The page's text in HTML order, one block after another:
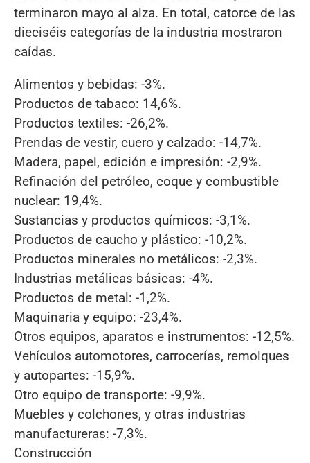
terminaron mayo al alza. En total, catorce de las
dieciséis categorías de la industria mostraron
caídas.
Alimentos y bebidas: -3%.
Productos de tabaco: 14,6%.
Productos textiles: -26,2%.
Prendas de vestir, cuero y calzado: -14,7%.
Madera, papel, edición e impresión: -2,9%.
Refinación del petróleo, coque y combustible
nuclear: 19,4%.
Sustancias y productos químicos: -3,1%.
Productos de caucho y plástico: -10,2%.
Productos minerales no metálicos: -2,3%.
Industrias metálicas básicas: -4%.
Productos de metal: -1,2%.
Maquinaria y equipo: -23,4%.
Otros equipos, aparatos e instrumentos: -12,5%.
Vehículos automotores, carrocerías, remolques
y autopartes: -15,9%.
Otro equipo de transporte: -9,9%.
Muebles y colchones, y otras industrias
manufactureras: -7,3%.
Construcción